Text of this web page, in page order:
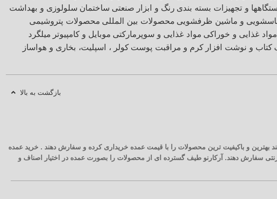
و تجهیزات بسته بندی رنگ و ابزار صنعتی ساختمان سلولوزی و بهداشت
و ماشین ظرفشویی محصولات بین المللی محصولات پتروشیمی
مواد غذایی و خوراکی مواد غذایی و سوپرمارکتی موبایل و کامپیوتر میلگرد
کتاب و نوشت افزار کرم و مراقبت پوست کولر ، اسپلیت، بخاری و هواساز
بازگشت به بالا
بهترین و باکیفیت ترین محصولات را با قیمت عمده خریداری کرده و سفارش دهند . خرید عمده
سفارش دهند. آرکارنو طیف گسترده ای از محصولات را بصورت عمده در اختیار اصناف و